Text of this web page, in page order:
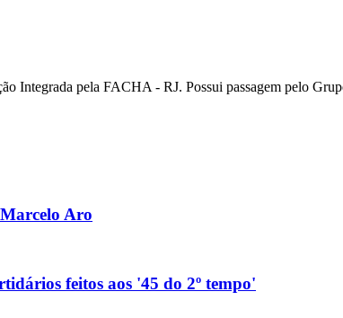
Integrada pela FACHA - RJ. Possui passagem pelo
Aro
feitos aos '45 do 2º tempo'